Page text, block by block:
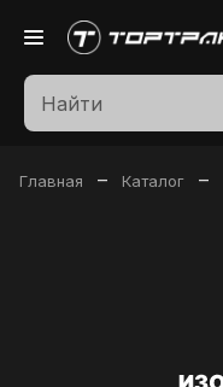
Главная – Каталог –